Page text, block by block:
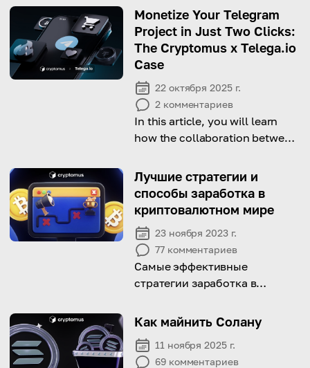
Monetize Your Telegram
Project in Just Two Clicks:
The Cryptomus x Telega.io
Case
22 октября 2025 г.
2 комментариев
In this article, you will learn
how the collaboration between
take your Telegram business to
the next level.
Лучшие стратегии и
способы заработка в
криптовалютном мире
23 ноября 2023 г.
77 комментариев
Самые эффективные
стратегии заработка в
Как майнить Солану
11 ноября 2025 г.
69 комментариев